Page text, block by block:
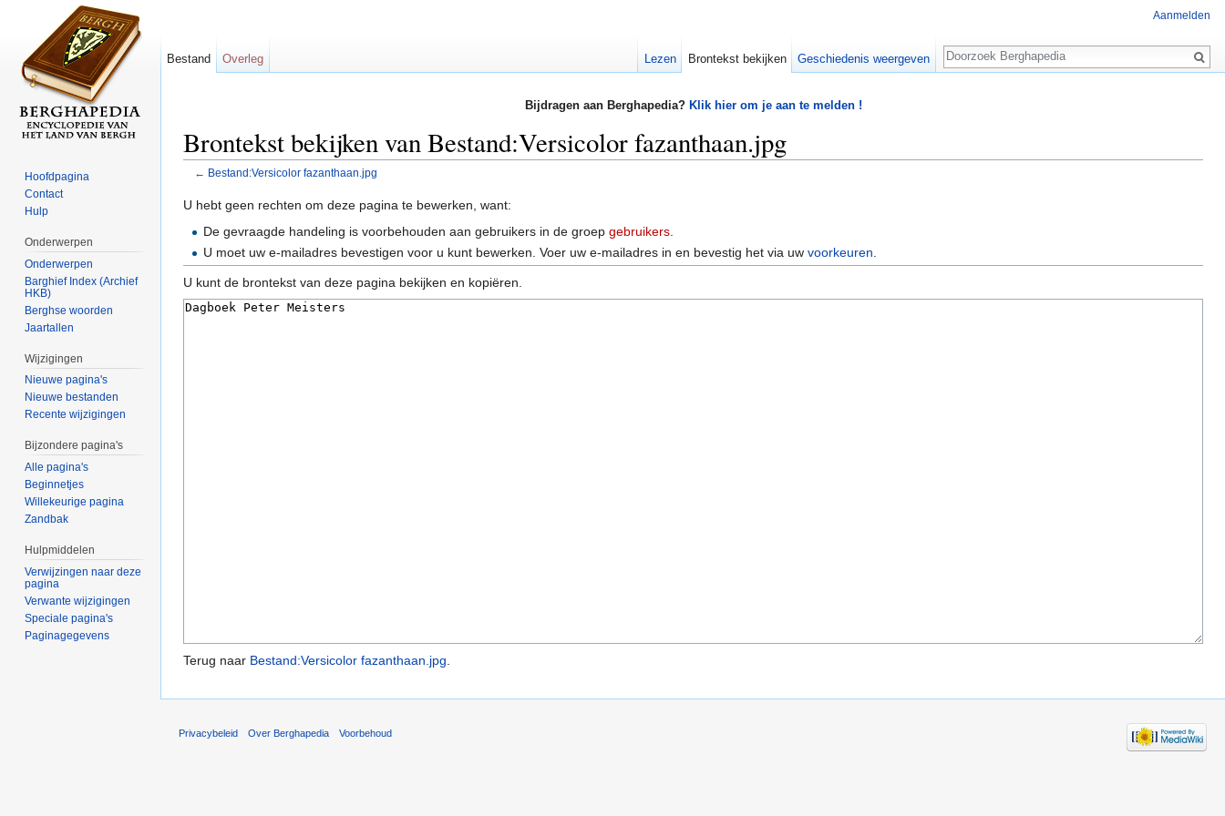
Bijdragen aan Berghapedia? Klik hier om je aan te melden !
Brontekst bekijken van Bestand:Versicolor fazanthaan.jpg
← Bestand:Versicolor fazanthaan.jpg
U hebt geen rechten om deze pagina te bewerken, want:
De gevraagde handeling is voorbehouden aan gebruikers in de groepgebruikers
U moet uw e-mailadres bevestigen voor u kunt bewerken. Voer uw e-mailadres in en bevestig het via uwvoorkeuren
U kunt de brontekst van deze pagina bekijken en kopiëren.
Terug naar Bestand:Versicolor fazanthaan.jpg.
Aanmelden
Bestand Overleg Lezen Brontekst bekijken Geschiedenis weergeven
Zoeken
Hoofdpagina
Contact
Hulp
Onderwerpen
Onderwerpen
Barghief Index (Archief
HKB)
Berghse woorden
Jaartallen
Wijzigingen
Nieuwe pagina's
Nieuwe bestanden
Recente wijzigingen
Bijzondere pagina's
Alle pagina's
Beginnetjes
Willekeurige pagina
Zandbak
Hulpmiddelen
Verwijzingen naar deze
pagina
Verwante wijzigingen
Speciale pagina's
Paginagegevens
Privacybeleid Over Berghapedia Voorbehoud